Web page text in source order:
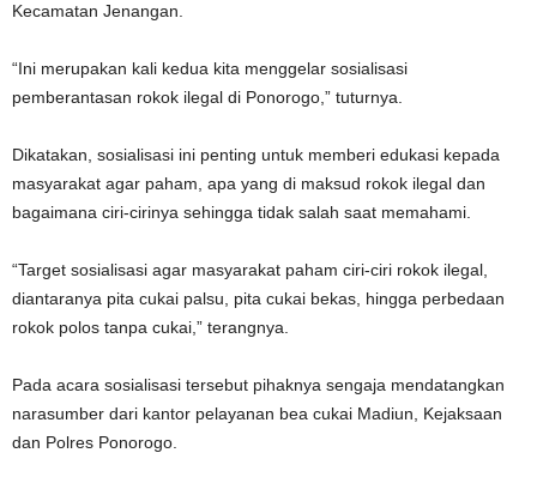
Kecamatan Jenangan.
“Ini merupakan kali kedua kita menggelar sosialisasi
pemberantasan rokok ilegal di Ponorogo,” tuturnya.
Dikatakan, sosialisasi ini penting untuk memberi edukasi kepada
masyarakat agar paham, apa yang di maksud rokok ilegal dan
bagaimana ciri-cirinya sehingga tidak salah saat memahami.
“Target sosialisasi agar masyarakat paham ciri-ciri rokok ilegal,
diantaranya pita cukai palsu, pita cukai bekas, hingga perbedaan
rokok polos tanpa cukai,” terangnya.
Pada acara sosialisasi tersebut pihaknya sengaja mendatangkan
narasumber dari kantor pelayanan bea cukai Madiun, Kejaksaan
dan Polres Ponorogo.